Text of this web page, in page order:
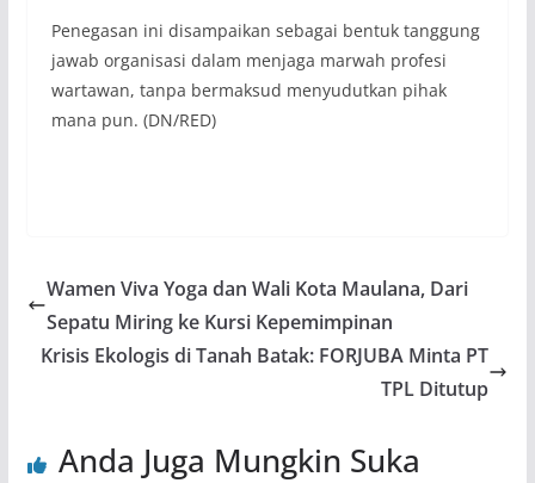
Penegasan ini disampaikan sebagai bentuk tanggung
jawab organisasi dalam menjaga marwah profesi
wartawan, tanpa bermaksud menyudutkan pihak
mana pun. (DN/RED)
Wamen Viva Yoga dan Wali Kota Maulana, Dari
Sepatu Miring ke Kursi Kepemimpinan
Krisis Ekologis di Tanah Batak: FORJUBA Minta PT
TPL Ditutup
Anda Juga Mungkin Suka